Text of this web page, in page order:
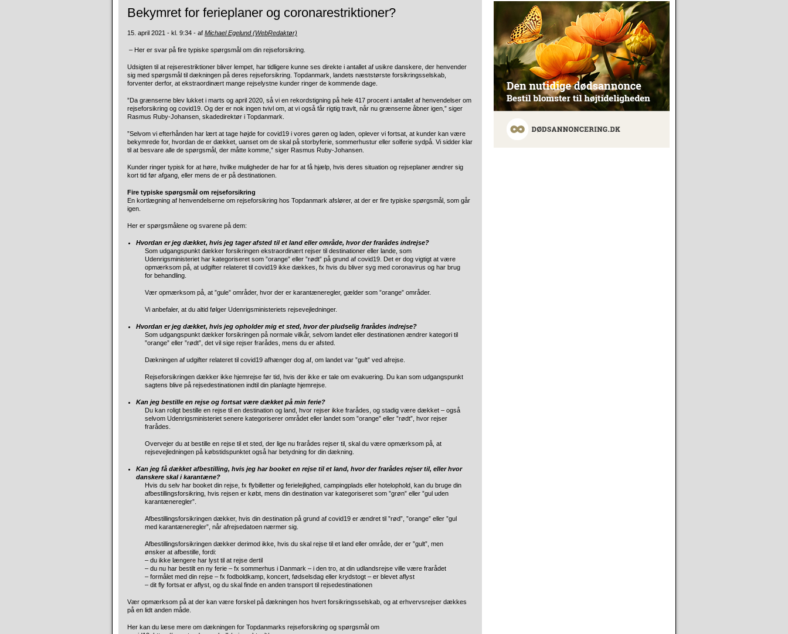
Bekymret for ferieplaner og coronarestriktioner?
15. april 2021 - kl. 9:34 - af Michael Egelund (WebRedaktør)
– Her er svar på fire typiske spørgsmål om din rejseforsikring.
Udsigten til at rejserestriktioner bliver lempet, har tidligere kunne ses direkte i antallet af usikre danskere, der henvender
sig med spørgsmål til dækningen på deres rejseforsikring. Topdanmark, landets næststørste forsikringsselskab,
forventer derfor, at ekstraordinært mange rejselystne kunder ringer de kommende dage.
”Da grænserne blev lukket i marts og april 2020, så vi en rekordstigning på hele 417 procent i antallet af henvendelser om
rejseforsikring og covid19. Og der er nok ingen tvivl om, at vi også får rigtig travlt, når nu grænserne åbner igen,” siger
Rasmus Ruby-Johansen, skadedirektør i Topdanmark.
”Selvom vi efterhånden har lært at tage højde for covid19 i vores gøren og laden, oplever vi fortsat, at kunder kan være
bekymrede for, hvordan de er dækket, uanset om de skal på storbyferie, sommerhustur eller solferie sydpå. Vi sidder klar
til at besvare alle de spørgsmål, der måtte komme,” siger Rasmus Ruby-Johansen.
Kunder ringer typisk for at høre, hvilke muligheder de har for at få hjælp, hvis deres situation og rejseplaner ændrer sig
kort tid før afgang, eller mens de er på destinationen.
Fire typiske spørgsmål om rejseforsikring
En kortlægning af henvendelserne om rejseforsikring hos Topdanmark afslører, at der er fire typiske spørgsmål, som går
igen.
Her er spørgsmålene og svarene på dem:
Hvordan er jeg dækket, hvis jeg tager afsted til et land eller område, hvor der frarådes indrejse?
Som udgangspunkt dækker forsikringen ekstraordinært rejser til destinationer eller lande, som
Udenrigsministeriet har kategoriseret som ”orange” eller ”rødt” på grund af covid19. Det er dog vigtigt at være
opmærksom på, at udgifter relateret til covid19 ikke dækkes, fx hvis du bliver syg med coronavirus og har brug
for behandling.
Vær opmærksom på, at ”gule” områder, hvor der er karantæneregler, gælder som ”orange” områder.
Vi anbefaler, at du altid følger Udenrigsministeriets rejsevejledninger.
Hvordan er jeg dækket, hvis jeg opholder mig et sted, hvor der pludselig frarådes indrejse?
Som udgangspunkt dækker forsikringen på normale vilkår, selvom landet eller destinationen ændrer kategori til
”orange” eller ”rødt”, det vil sige rejser frarådes, mens du er afsted.
Dækningen af udgifter relateret til covid19 afhænger dog af, om landet var ”gult” ved afrejse.
Rejseforsikringen dækker ikke hjemrejse før tid, hvis der ikke er tale om evakuering. Du kan som udgangspunkt
sagtens blive på rejsedestinationen indtil din planlagte hjemrejse.
Kan jeg bestille en rejse og fortsat være dækket på min ferie?
Du kan roligt bestille en rejse til en destination og land, hvor rejser ikke frarådes, og stadig være dækket – også
selvom Udenrigsministeriet senere kategoriserer området eller landet som ”orange” eller ”rødt”, hvor rejser
frarådes.
Overvejer du at bestille en rejse til et sted, der lige nu frarådes rejser til, skal du være opmærksom på, at
rejsevejledningen på købstidspunktet også har betydning for din dækning.
Kan jeg få dækket afbestilling, hvis jeg har booket en rejse til et land, hvor der frarådes rejser til, eller hvor
danskere skal i karantæne?
Hvis du selv har booket din rejse, fx flybilletter og ferielejlighed, campingplads eller hotelophold, kan du bruge din
afbestillingsforsikring, hvis rejsen er købt, mens din destination var kategoriseret som ”grøn” eller ”gul uden
karantæneregler”.
Afbestillingsforsikringen dækker, hvis din destination på grund af covid19 er ændret til ”rød”, ”orange” eller ”gul
med karantæneregler”, når afrejsedatoen nærmer sig.
Afbestillingsforsikringen dækker derimod ikke, hvis du skal rejse til et land eller område, der er ”gult”, men
ønsker at afbestille, fordi:
– du ikke længere har lyst til at rejse dertil
– du nu har bestilt en ny ferie – fx sommerhus i Danmark – i den tro, at din udlandsrejse ville være frarådet
– formålet med din rejse – fx fodboldkamp, koncert, fødselsdag eller krydstogt – er blevet aflyst
– dit fly fortsat er aflyst, og du skal finde en anden transport til rejsedestinationen
Vær opmærksom på at der kan være forskel på dækningen hos hvert forsikringsselskab, og at erhvervsrejser dækkes
på en lidt anden måde.
Her kan du læse mere om dækningen for Topdanmarks rejseforsikring og spørgsmål om